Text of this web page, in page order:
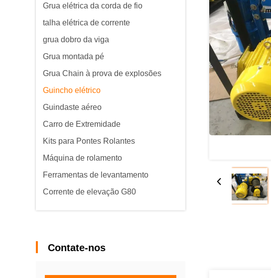
Grua elétrica da corda de fio
talha elétrica de corrente
grua dobro da viga
Grua montada pé
Grua Chain à prova de explosões
Guincho elétrico
Guindaste aéreo
Carro de Extremidade
Kits para Pontes Rolantes
Máquina de rolamento
Ferramentas de levantamento
Corrente de elevação G80
Contate-nos